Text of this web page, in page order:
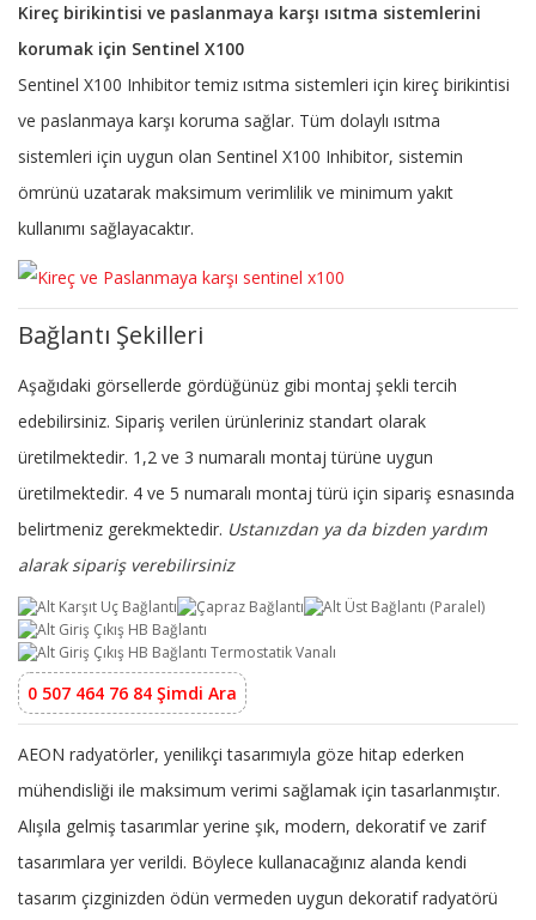
Kireç birikintisi ve paslanmaya karşı ısıtma sistemlerini
korumak için Sentinel X100
Sentinel X100 Inhibitor temiz ısıtma sistemleri için kireç birikintisi
ve paslanmaya karşı koruma sağlar. Tüm dolaylı ısıtma
sistemleri için uygun olan Sentinel X100 Inhibitor, sistemin
ömrünü uzatarak maksimum verimlilik ve minimum yakıt
kullanımı sağlayacaktır.
Bağlantı Şekilleri
Aşağıdaki görsellerde gördüğünüz gibi montaj şekli tercih
edebilirsiniz. Sipariş verilen ürünleriniz standart olarak
üretilmektedir. 1,2 ve 3 numaralı montaj türüne uygun
üretilmektedir. 4 ve 5 numaralı montaj türü için sipariş esnasında
belirtmeniz gerekmektedir. Ustanızdan ya da bizden yardım
alarak sipariş verebilirsiniz
0 507 464 76 84 Şimdi Ara
AEON radyatörler, yenilikçi tasarımıyla göze hitap ederken
mühendisliği ile maksimum verimi sağlamak için tasarlanmıştır.
Alışıla gelmiş tasarımlar yerine şık, modern, dekoratif ve zarif
tasarımlara yer verildi. Böylece kullanacağınız alanda kendi
tasarım çizginizden ödün vermeden uygun dekoratif radyatörü